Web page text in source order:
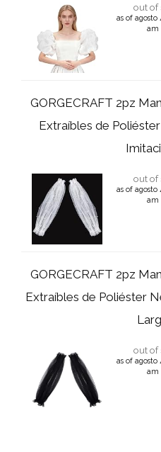
out of
as of agosto
am
GORGECRAFT 2pz
Extraíbles de
out of
as of agosto
am
GORGECRAFT 2pz
Extraíbles de Poliéster
out of
as of agosto
am